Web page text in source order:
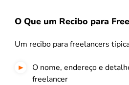
O Que um Recibo para
Um recibo para freelancers
O nome, endereço e
freelancer